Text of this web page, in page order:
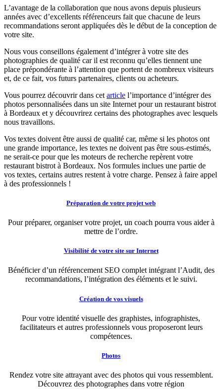
L’avantage de la collaboration que nous avons depuis plusieurs
années avec d’excellents référenceurs fait que chacune de leurs
recommandations seront appliquées dès le début de la conception de
votre site.
Nous vous conseillons également d’intégrer à votre site des
photographies de qualité car il est reconnu qu’elles tiennent une
place prépondérante à l’attention que portent de nombreux visiteurs
et, de ce fait, vos futurs partenaires, clients ou acheteurs.
Vous pourrez découvrir dans cet article l’importance d’intégrer des
photos personnalisées dans un site Internet pour un restaurant bistrot
à Bordeaux et y découvrirez certains des photographes avec lesquels
nous travaillons.
Vos textes doivent être aussi de qualité car, même si les photos ont
une grande importance, les textes ne doivent pas être sous-estimés,
ne serait-ce pour que les moteurs de recherche repèrent votre
restaurant bistrot à Bordeaux. Nos formules inclues une partie de
vos textes, certains autres restent à votre charge. Pensez à faire appel
à des professionnels !
Préparation de votre projet web
Pour préparer, organiser votre projet, un coach pourra vous aider à
mettre de l’ordre.
Visibilité de votre site sur Internet
Bénéficier d’un référencement SEO complet intégrant l’Audit, des
recommandations, l’intégration des éléments et le suivi.
Création de vos visuels
Pour votre identité visuelle des graphistes, infographistes,
facilitateurs et autres professionnels vous proposeront leurs
compétences.
Photos
Rendez votre site attrayant avec des photos qui vous ressemblent.
Découvrez des photographes dans votre région